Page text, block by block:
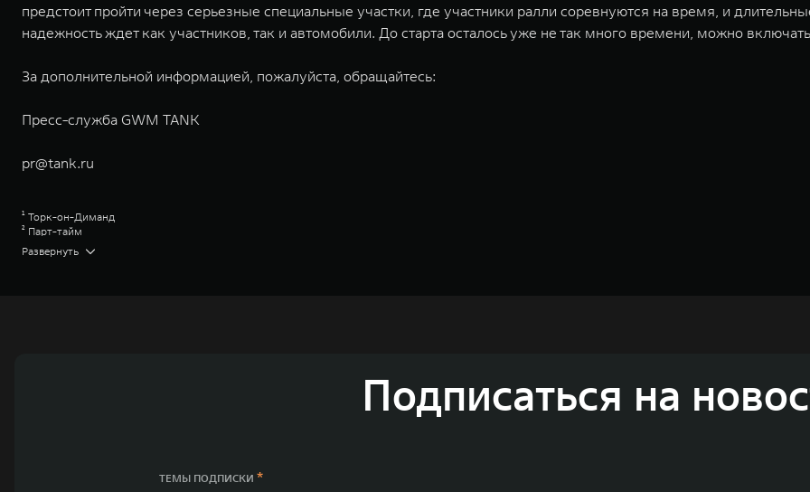
предстоит пройти через серьезные специальные участки, где участники ралли соревнуются на время, и
надежность ждет как участников, так и автомобили. До старта осталось уже не так много времени, можно
За дополнительной информацией, пожалуйста, обращайтесь:
Пресс-служба GWM TANK
pr@tank.ru
¹ Торк-он-Диманд
² Парт-тайм
³ Премиум
⁴ Для передвижения по любому типу дорожного покрытия
и современных автомобилей в более чем 60 регионах мира. В состав холдинга GWM входят 80 дочерних компаний, а штат включает более 60 000
млн автомобилей в год. По итогам 2021 года общая выручка компании увеличилась больше чем на 30% и составила 136,3 млрд юаней (1,6 трлн
пикапов в Китае. На сегодняшний день концерн GWM создал мировую систему исследований и разработок, включая центры в России, Китае,
Развернуть
Подписаться на
ТЕМЫ ПОДПИСКИ *